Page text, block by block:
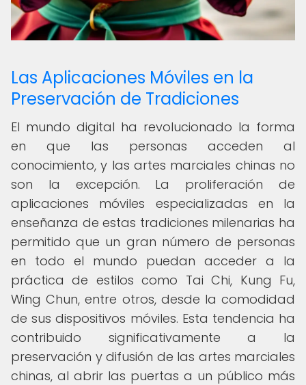
Las Aplicaciones Móviles en la
Preservación de Tradiciones
El mundo digital ha revolucionado la forma
en que las personas acceden al
conocimiento, y las artes marciales chinas no
son la excepción. La proliferación de
aplicaciones móviles especializadas en la
enseñanza de estas tradiciones milenarias ha
permitido que un gran número de personas
en todo el mundo puedan acceder a la
práctica de estilos como Tai Chi, Kung Fu,
Wing Chun, entre otros, desde la comodidad
de sus dispositivos móviles. Esta tendencia ha
contribuido significativamente a la
preservación y difusión de las artes marciales
chinas, al abrir las puertas a un público más